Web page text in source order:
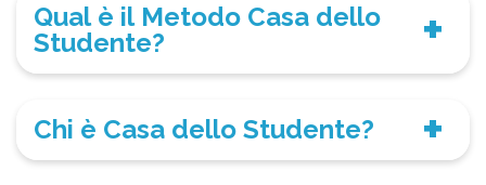
Qual è il Metodo Casa dello
Studente?
Chi è Casa dello Studente?